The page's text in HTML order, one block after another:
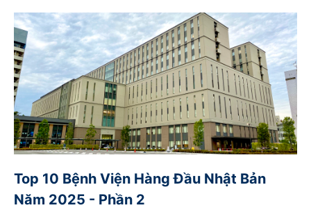
Top 10 Bệnh Viện Hàng Đầu Nhật Bản
Năm 2025 - Phần 2